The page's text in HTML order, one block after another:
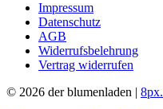
Impressum
Datenschutz
AGB
Widerrufsbelehrung
Vertrag widerrufen
© 2026 der blumenladen |